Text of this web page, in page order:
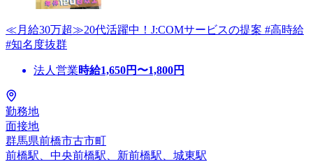
≪月給30万超≫20代活躍中！J:COMサービスの提案 #高時給
#知名度抜群
法人営業時給1,650円〜1,800円
勤務地
面接地
群馬県前橋市古市町
前橋駅、中央前橋駅、新前橋駅、城東駅